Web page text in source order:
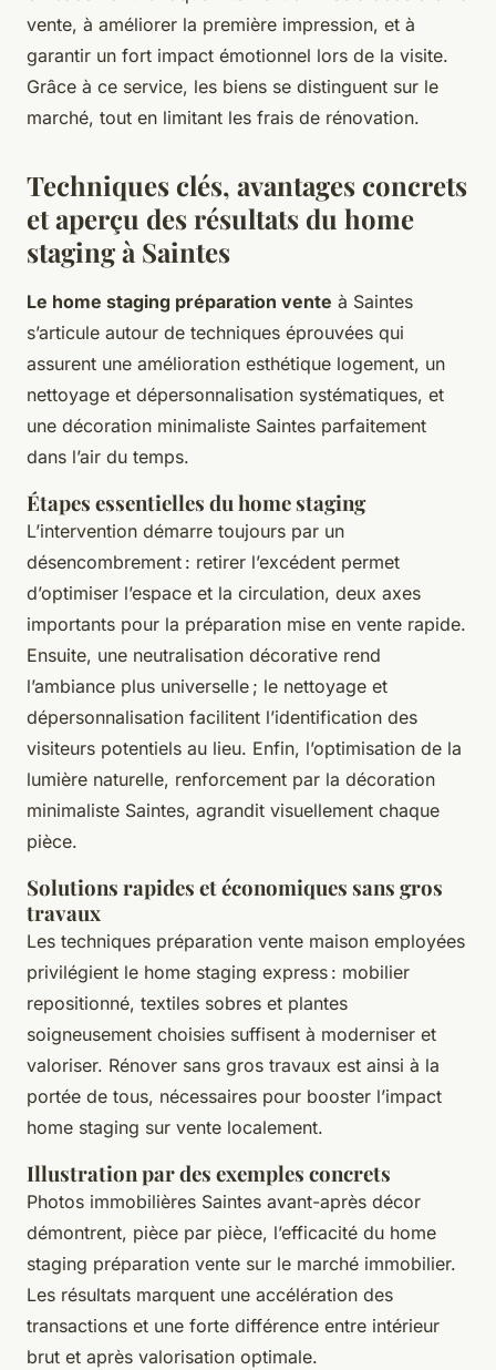
vente, à améliorer la première impression, et à
garantir un fort impact émotionnel lors de la visite.
Grâce à ce service, les biens se distinguent sur le
marché, tout en limitant les frais de rénovation.
Techniques clés, avantages concrets
et aperçu des résultats du home
staging à Saintes
Le home staging préparation vente à Saintes
s’articule autour de techniques éprouvées qui
assurent une amélioration esthétique logement, un
nettoyage et dépersonnalisation systématiques, et
une décoration minimaliste Saintes parfaitement
dans l’air du temps.
Étapes essentielles du home staging
L’intervention démarre toujours par un
désencombrement : retirer l’excédent permet
d’optimiser l’espace et la circulation, deux axes
importants pour la préparation mise en vente rapide.
Ensuite, une neutralisation décorative rend
l’ambiance plus universelle ; le nettoyage et
dépersonnalisation facilitent l’identification des
visiteurs potentiels au lieu. Enfin, l’optimisation de la
lumière naturelle, renforcement par la décoration
minimaliste Saintes, agrandit visuellement chaque
pièce.
Solutions rapides et économiques sans gros
travaux
Les techniques préparation vente maison employées
privilégient le home staging express : mobilier
repositionné, textiles sobres et plantes
soigneusement choisies suffisent à moderniser et
valoriser. Rénover sans gros travaux est ainsi à la
portée de tous, nécessaires pour booster l’impact
home staging sur vente localement.
Illustration par des exemples concrets
Photos immobilières Saintes avant-après décor
démontrent, pièce par pièce, l’efficacité du home
staging préparation vente sur le marché immobilier.
Les résultats marquent une accélération des
transactions et une forte différence entre intérieur
brut et après valorisation optimale.